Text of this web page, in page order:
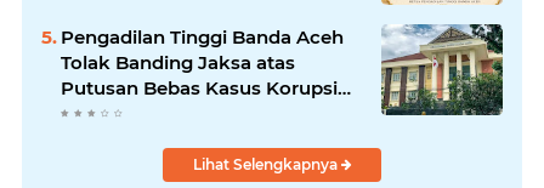
Pengadilan Tinggi Banda Aceh
Tolak Banding Jaksa atas
Putusan Bebas Kasus Korupsi
Wastafel
Lihat Selengkapnya